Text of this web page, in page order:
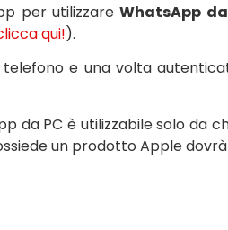
per utilizzareWhatsApp
qui!).
e una volta
da PC è utilizzabile solo
un prodotto Apple